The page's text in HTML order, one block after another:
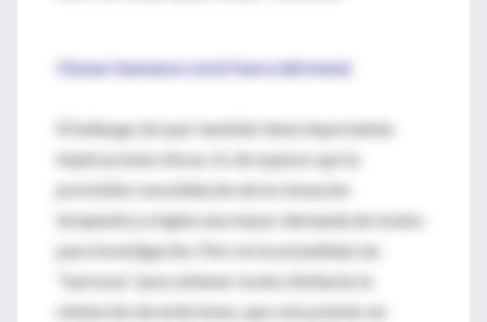
Clonar humanos está fuera del menú
El hallazgo de ayer también tiene importantes
implicaciones éticas. Es de esperar que la
previsible consolidación de la clonación
terapéutica origine una mayor demanda de óvulos
para investigación. Pero en la actualidad, las
“barreras” para obtener óvulos limitarán la
obtención de embriones, que solo podrán ser